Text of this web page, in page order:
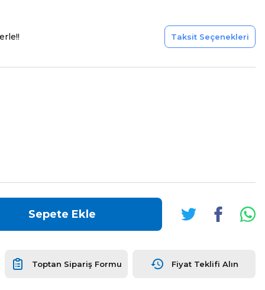
Taksit Seçenekleri
Sepete Ekle
Toptan Sipariş Formu Fiyat Teklifi Alın